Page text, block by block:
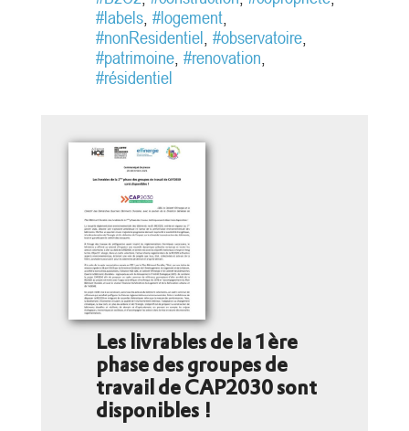
[1]
article
[2]
[3]
article
énergétique et sobriété, tout en
intégrant la protection et l’adaptation
des bâtiments contre les fortes...
#labels, #logement,
#nonResidentiel, #observatoire,
#patrimoine, #renovation,
#résidentiel
Les livrables de la 1ère
phase des groupes de
travail de CAP2030 sont
disponibles !